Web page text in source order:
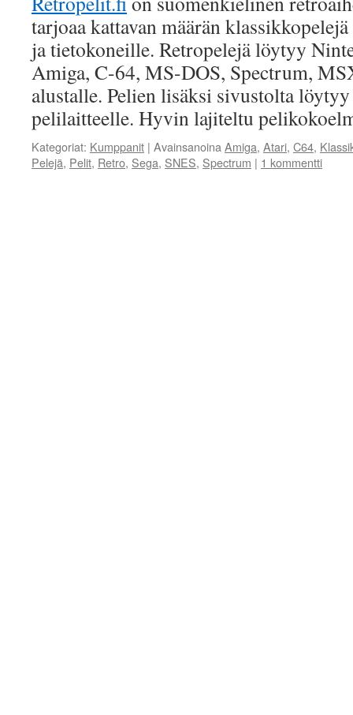
tarjoaa kattavan määrän
ja tietokoneille. Retropelejä löytyy
Amiga, C-64, MS-DOS, Spectrum,
alustalle. Pelien lisäksi sivustolta
pelilaitteelle. Hyvin lajiteltu
Kategoriat: Kumppanit | Avainsanoina Amiga, Atari, C64,
Pelejä, Pelit, Retro, Sega, SNES, Spectrum | 1 kommentti